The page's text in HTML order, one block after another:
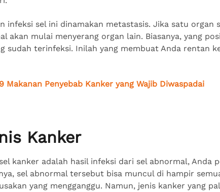
infeksi sel ini dinamakan metastasis. Jika satu organ
akan mulai menyerang organ lain. Biasanya, yang
sudah terinfeksi. Inilah yang membuat Anda rentan
Makanan Penyebab Kanker yang Wajib Diwaspadai
Kanker
kanker adalah hasil infeksi dari sel abnormal, Anda
sel abnormal tersebut bisa muncul di hampir
yang mengganggu. Namun, jenis kanker yang